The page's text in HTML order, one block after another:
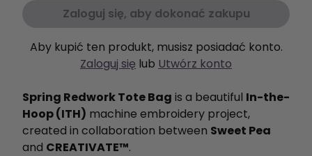
Zaloguj się, aby dokonać zakupu
Aby kupić ten produkt, musisz posiadać konto.
Zaloguj się lub Utwórz konto
Spring Redwork Tote Bag is a beautiful In-the-
Hoop (ITH) machine embroidery project,
created in collaboration between Sweet Pea
and CREATIVATE™.